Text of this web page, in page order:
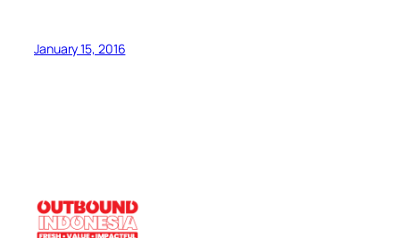
January 15, 2016